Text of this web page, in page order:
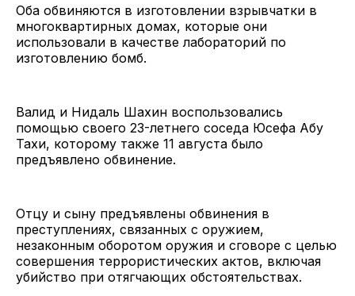
Оба обвиняются в изготовлении взрывчатки в
многоквартирных домах, которые они
использовали в качестве лабораторий по
изготовлению бомб.
Валид и Нидаль Шахин воспользовались
помощью своего 23-летнего соседа Юсефа Абу
Тахи, которому также 11 августа было
предъявлено обвинение.
Отцу и сыну предъявлены обвинения в
преступлениях, связанных с оружием,
незаконным оборотом оружия и сговоре с целью
совершения террористических актов, включая
убийство при отягчающих обстоятельствах.